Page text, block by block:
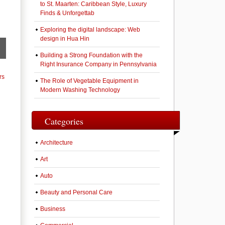
to St. Maarten: Caribbean Style, Luxury
Finds & Unforgettab
Exploring the digital landscape: Web
design in Hua Hin
Building a Strong Foundation with the
Right Insurance Company in Pennsylvania
The Role of Vegetable Equipment in
Modern Washing Technology
Categories
Architecture
Art
Auto
Beauty and Personal Care
Business